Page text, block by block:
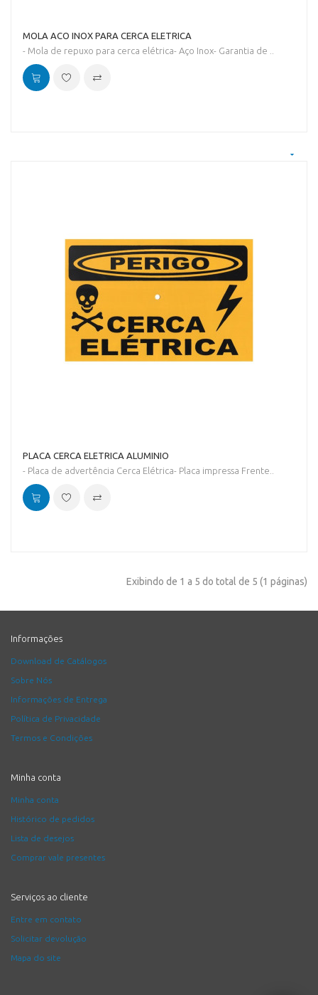
MOLA ACO INOX PARA CERCA ELETRICA
- Mola de repuxo para cerca elétrica- Aço Inox- Garantia de ..
PLACA CERCA ELETRICA ALUMINIO
- Placa de advertência Cerca Elétrica- Placa impressa Frente..
Exibindo de 1 a 5 do total de 5 (1 páginas)
Informações
Download de Catálogos
Sobre Nós
Informações de Entrega
Política de Privacidade
Termos e Condições
Minha conta
Minha conta
Histórico de pedidos
Lista de desejos
Comprar vale presentes
Serviços ao cliente
Entre em contato
Solicitar devolução
Mapa do site